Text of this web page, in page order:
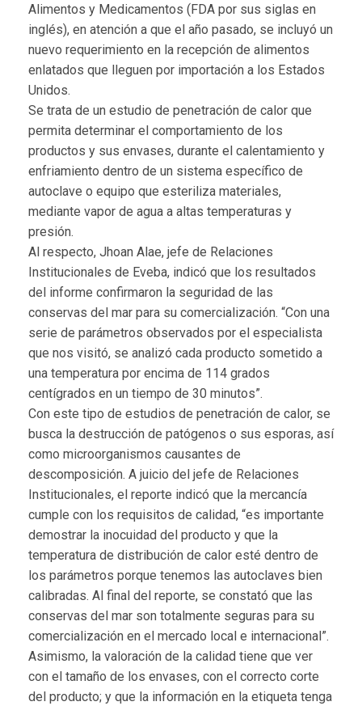
Alimentos y Medicamentos (FDA por sus siglas en
inglés), en atención a que el año pasado, se incluyó un
nuevo requerimiento en la recepción de alimentos
enlatados que lleguen por importación a los Estados
Unidos.
Se trata de un estudio de penetración de calor que
permita determinar el comportamiento de los
productos y sus envases, durante el calentamiento y
enfriamiento dentro de un sistema específico de
autoclave o equipo que esteriliza materiales,
mediante vapor de agua a altas temperaturas y
presión.
Al respecto, Jhoan Alae, jefe de Relaciones
Institucionales de Eveba, indicó que los resultados
del informe confirmaron la seguridad de las
conservas del mar para su comercialización. “Con una
serie de parámetros observados por el especialista
que nos visitó, se analizó cada producto sometido a
una temperatura por encima de 114 grados
centígrados en un tiempo de 30 minutos”.
Con este tipo de estudios de penetración de calor, se
busca la destrucción de patógenos o sus esporas, así
como microorganismos causantes de
descomposición. A juicio del jefe de Relaciones
Institucionales, el reporte indicó que la mercancía
cumple con los requisitos de calidad, “es importante
demostrar la inocuidad del producto y que la
temperatura de distribución de calor esté dentro de
los parámetros porque tenemos las autoclaves bien
calibradas. Al final del reporte, se constató que las
conservas del mar son totalmente seguras para su
comercialización en el mercado local e internacional”.
Asimismo, la valoración de la calidad tiene que ver
con el tamaño de los envases, con el correcto corte
del producto; y que la información en la etiqueta tenga